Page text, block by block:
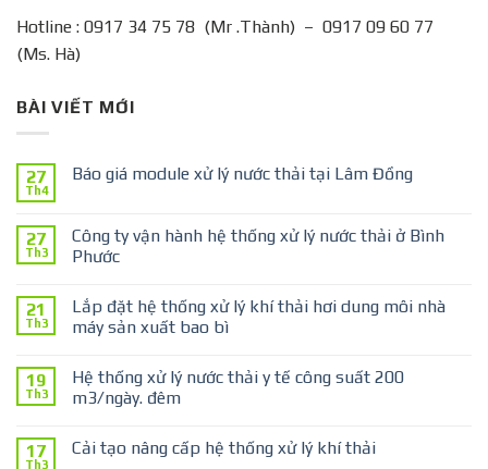
Hotline : 0917 34 75 78 (Mr .Thành) – 0917 09 60 77
(Ms. Hà)
BÀI VIẾT MỚI
27
Th4
Báo giá module xử lý nước thải tại Lâm Đồng
27
Th3
Công ty vận hành hệ thống xử lý nước thải ở Bình
Phước
21
Th3
Lắp đặt hệ thống xử lý khí thải hơi dung môi nhà
máy sản xuất bao bì
19
Th3
Hệ thống xử lý nước thải y tế công suất 200
m3/ngày. đêm
17
Th3
Cải tạo nâng cấp hệ thống xử lý khí thải